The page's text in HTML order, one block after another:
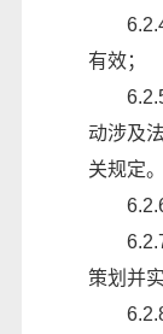
6.2
有效；
6.2.
动涉及
关规定。
6.2
6.2
策划并
6.2.